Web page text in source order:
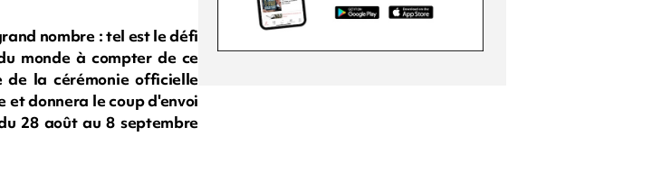
nombre : tel est le défi
monde à compter de ce
de la cérémonie officielle
et donnera le coup d'envoi
28 août au 8 septembre